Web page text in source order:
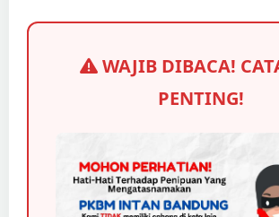
WAJIB DIBACA!
PENTING!